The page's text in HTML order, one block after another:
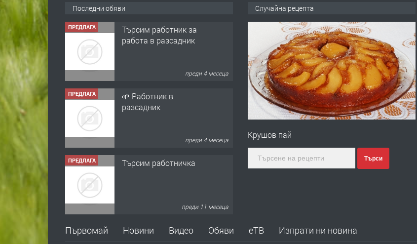
Последни обяви
ПРЕДЛАГА
Търсим работник за
работа в разсадник
преди 4 месеца
ПРЕДЛАГА
🌱 Работник в
разсадник
преди 4 месеца
ПРЕДЛАГА Търсим работничка
преди 11 месеца
ПРЕДЛАГА
Продава употребявани
Случайна рецепта
Крушов пай
Търси
Първомай Новини Видео Обяви еТВ Изпрати ни новина